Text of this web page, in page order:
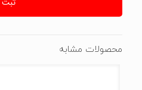
محصولات مشابه